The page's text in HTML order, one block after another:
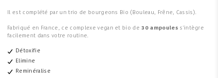
Il est complété par un trio de bourgeons Bio (Bouleau, Frêne, Cassis).
Fabriqué en France, ce complexe vegan et bio de 30 ampouless'intègre
facilement dans votre routine.
Détoxifie
Elimine
Reminéralise